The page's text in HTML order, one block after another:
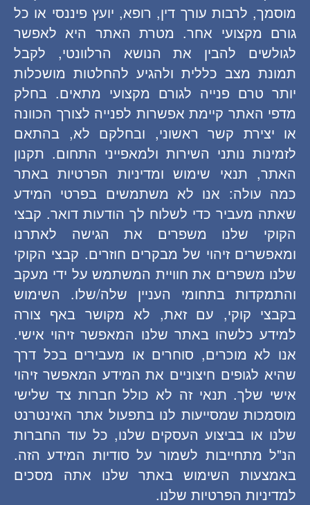
מוסמך, לרבות עורך דין, רופא, יועץ פיננסי או כל
גורם מקצועי אחר. מטרת האתר היא לאפשר
לגולשים להבין את הנושא הרלוונטי, לקבל
תמונת מצב כללית ולהגיע להחלטות מושכלות
יותר טרם פנייה לגורם מקצועי מתאים. בחלק
מדפי האתר קיימת אפשרות לפנייה לצורך הכוונה
או יצירת קשר ראשוני, ובחלקם לא, בהתאם
לזמינות נותני השירות ולמאפייני התחום. תקנון
האתר, תנאי שימוש ומדיניות הפרטיות באתר
כמה עולה: אנו לא משתמשים בפרטי המידע
שאתה מעביר כדי לשלוח לך הודעות דואר. קבצי
הקוקי שלנו משפרים את הגישה לאתרנו
ומאפשרים זיהוי של מבקרים חוזרים. קבצי הקוקי
שלנו משפרים את חוויית המשתמש על ידי מעקב
והתמקדות בתחומי העניין שלה/שלו. השימוש
בקבצי קוקי, עם זאת, לא מקושר באף צורה
למידע כלשהו באתר שלנו המאפשר זיהוי אישי.
אנו לא מוכרים, סוחרים או מעבירים בכל דרך
שהיא לגופים חיצוניים את המידע המאפשר זיהוי
אישי שלך. תנאי זה לא כולל חברות צד שלישי
מוסמכות שמסייעות לנו בתפעול אתר האינטרנט
שלנו או בביצוע העסקים שלנו, כל עוד החברות
הנ"ל מתחייבות לשמור על סודיות המידע הזה.
באמצעות השימוש באתר שלנו אתה מסכים
למדיניות הפרטיות שלנו.